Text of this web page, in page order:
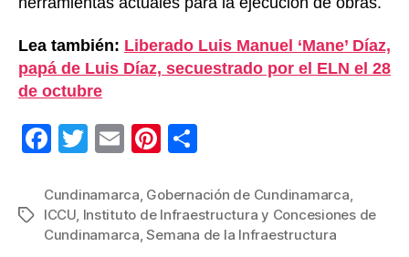
Lea también: Liberado Luis Manuel ‘Mane’ Díaz,
papá de Luis Díaz, secuestrado por el ELN el 28
de octubre
F
c
e
T
tt
er
E
ail
Pi
er
e
m
p
Etiquetas
Cundinamarca Gobernación de Cundinamarca
ICCU Instituto de Infraestructura y Concesiones de
Cundinamarca ,Semana de la Infraestructura